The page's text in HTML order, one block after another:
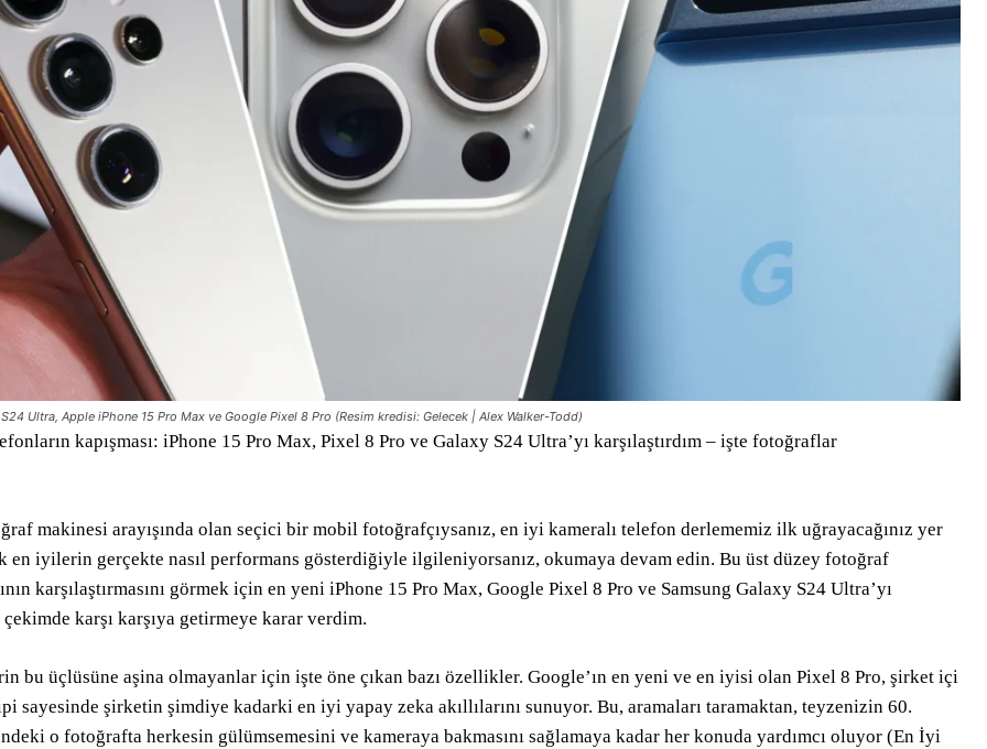
Ultra, Apple iPhone 15 Pro Max ve Google Pixel 8 Pro (Resim kredisi: Gelecek | Alex Walker-Todd)
kapışması: iPhone 15 Pro Max, Pixel 8 Pro ve Galaxy S24 Ultra’yı karşılaştırdım – işte fotoğraflar
makinesi arayışında olan seçici bir mobil fotoğrafçıysanız, en iyi kameralı telefon derlememiz ilk uğrayacağınız yer
en iyilerin gerçekte nasıl performans gösterdiğiyle ilgileniyorsanız, okumaya devam edin. Bu üst düzey fotoğraf
karşılaştırmasını görmek için en yeni iPhone 15 Pro Max, Google Pixel 8 Pro ve Samsung Galaxy S24 Ultra’yı
karşı karşıya getirmeye karar verdim.
bu üçlüsüne aşina olmayanlar için işte öne çıkan bazı özellikler. Google’ın en yeni ve en iyisi olan Pixel 8 Pro, şirket içi
sayesinde şirketin şimdiye kadarki en iyi yapay zeka akıllılarını sunuyor. Bu, aramaları taramaktan, teyzenizin 60.
o fotoğrafta herkesin gülümsemesini ve kameraya bakmasını sağlamaya kadar her konuda yardımcı oluyor (En İyi